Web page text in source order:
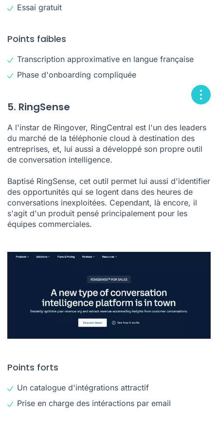
Essai gratuit
Points faibles
Transcription approximative en langue française
Phase d'onboarding compliquée
5. RingSense
A l'instar de Ringover, RingCentral est l'un des leaders
du marché de la téléphonie cloud à destination des
entreprises, et, lui aussi a développé son propre outil
de conversation intelligence.
Baptisé RingSense, cet outil permet lui aussi d'identifier
des opportunités qui se logent dans des heures de
conversations inexploitées. Cependant, là encore, il
s'agit d'un produit pensé principalement pour les
équipes commerciales.
Points forts
Un catalogue d'intégrations attractif
Prise en charge des intéractions par email